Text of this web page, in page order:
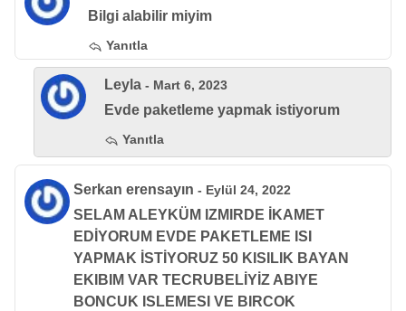
Bilgi alabilir miyim
Yanıtla
Leyla - Mart 6, 2023
Evde paketleme yapmak istiyorum
Yanıtla
Serkan erensayın - Eylül 24, 2022
SELAM ALEYKÜM IZMIRDE İKAMET
EDİYORUM EVDE PAKETLEME ISI
YAPMAK İSTİYORUZ 50 KISILIK BAYAN
EKIBIM VAR TECRUBELİYİZ ABIYE
BONCUK ISLEMESI VE BIRCOK